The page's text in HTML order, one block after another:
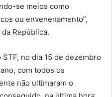
se meios como
ou envenenamento”,
República.
no dia 15 de dezembro
com todos os
não ultimaram o